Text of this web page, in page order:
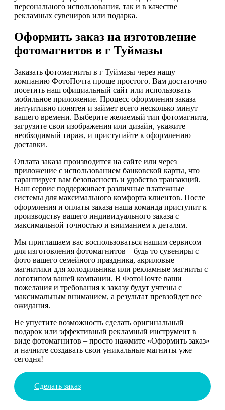
персонального использования, так и в качестве
рекламных сувениров или подарка.
Оформить заказ на изготовление
фотомагнитов в г Туймазы
Заказать фотомагниты в г Туймазы через нашу
компанию ФотоПочта проще простого. Вам достаточно
посетить наш официальный сайт или использовать
мобильное приложение. Процесс оформления заказа
интуитивно понятен и займет всего несколько минут
вашего времени. Выберите желаемый тип фотомагнита,
загрузите свои изображения или дизайн, укажите
необходимый тираж, и приступайте к оформлению
доставки.
Оплата заказа производится на сайте или через
приложение с использованием банковской карты, что
гарантирует вам безопасность и удобство транзакций.
Наш сервис поддерживает различные платежные
системы для максимального комфорта клиентов. После
оформления и оплаты заказа наша команда приступит к
производству вашего индивидуального заказа с
максимальной точностью и вниманием к деталям.
Мы приглашаем вас воспользоваться нашим сервисом
для изготовления фотомагнитов – будь то сувениры с
фото вашего семейного праздника, акриловые
магнитики для холодильника или рекламные магниты с
логотипом вашей компании. В ФотоПочте ваши
пожелания и требования к заказу будут учтены с
максимальным вниманием, а результат превзойдет все
ожидания.
Не упустите возможность сделать оригинальный
подарок или эффективный рекламный инструмент в
виде фотомагнитов – просто нажмите «Оформить заказ»
и начните создавать свои уникальные магниты уже
сегодня!
Сделать заказ